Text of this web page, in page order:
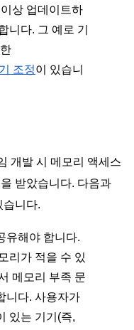
상 업데이트하
니다. 그 예로 기
조정이 있습니
개발 시 메모리 액세스
받았습니다. 다음과
습니다.
유해야 합니다.
리가 적을 수 있
메모리 부족 문
니다. 사용자가
있는 기기(즉,